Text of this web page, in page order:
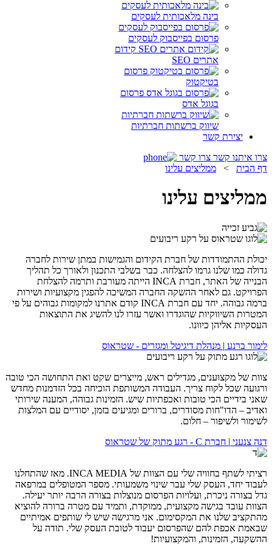
בינה מלאכותית לעסקים
פרסום בפייסבוק לעסקים
קידום
אתרים SEO
פרסום
בטיקטוק
פרסום
בגוגל אדס
שיווק ברשתות חברתיות
יצירת קשר
צרו איתנו קשר צרו קשר
דף הבית > ממליצים עלינו
ממליצים עלינו
יכולת ההתמודדות של חברת הקידום והגמישות במתן שירות לחברה
גדולה כמו שלנו גרמו להצלחה. כבר בשלבי התכנון ולאורך כל תהליך
הבנייה של האתר, חברת INCA הייתה מעורבת ותרמה להצלחת
הפרויקט. גם לאחר ההשקה החברה המשיכה להפגין מקצועיות ושירות
ברמה גבוהה. יחד עם חברת INCA קודם אתרנו למקומות גבוהים על פי
המטרות השיווקיות שהוגדרו ואשר עזרו לנו להשיג את התוצאות
העסקיות אליהן כיוונו.
לימור ברנע | מנהלת דיגיטל ומגזרים - שטראוס
צוות של מקצוענים, מגדילים ראש, מייצרים שקט ואת התחושה הכי טובה
ורגועה שכל לקוח צריך. העבודה המשותפת הוכיחה בכל הזדמנות מחדש
שאני בידיים הכי טובות ואכפתיות שיש. הזמינות גבוהה, המענה שירותי
ואדיב – הדו"חות מסודרים, ברורים ומגיעים בזמן, יסודיים עם המלצות
לשימור ולשיפור – חלום.
דנה צנעני | חברת C - רגע מתוק של שטראוס
רציתי לשתף בחוויה שלי עם הצוות של INCA MEDIA. מאז שהתחלנו
לעבוד יחד, העסק שלי עבר שינוי משמעותי. מספר המטופלים במרפאה
גדל בצורה ניכרת, ועלויות הפרסום מנוצלות בצורה הרבה יותר יעילה.
הצוות עובד בגישה מקצועית, ממוקדת, ותמיד עם מטרה ברורה להוציא
מהתקציב שלנו את המקסימום. אני מרגישה שיש לי שותפים אמיתיים
שבאמת אכפת להם שהפרסום יעבוד לטובת העסק שלי. תודה על
ההשקעה, הזמינות, והמקצועיות!